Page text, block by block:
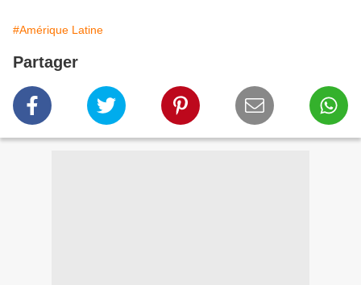
#Amérique Latine
Partager